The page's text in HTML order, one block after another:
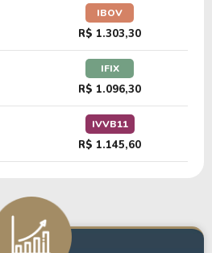
IBOV
R$ 1.303,30
IFIX
R$ 1.096,30
IVVB11
R$ 1.145,60